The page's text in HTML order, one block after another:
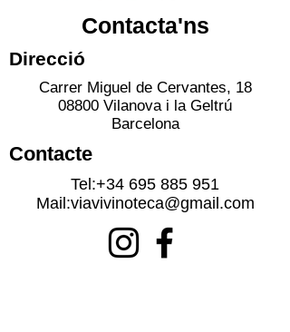
Contacta'ns
Direcció
Carrer Miguel de Cervantes, 18
08800 Vilanova i la Geltrú
Barcelona
Contacte
Tel:+34 695 885 951
Mail:viavivinoteca@gmail.com